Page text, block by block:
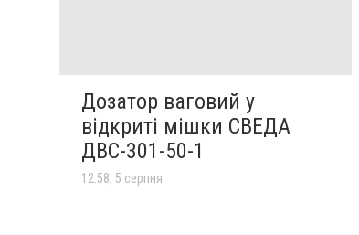
Дозатор ваговий у
відкриті мішки СВЕДА
ДВС-301-50-1
12:58, 5 серпня